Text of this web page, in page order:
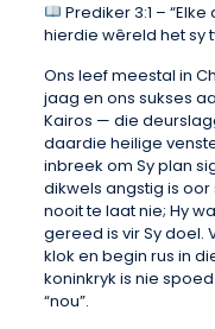
Prediker 3:1 –
hierdie wêreld het sy
Ons leef meestal in
jaag en ons sukses
Kairos — die
daardie heilige
inbreek om Sy plan
dikwels angstig is oor
nooit te laat nie; Hy
gereed is vir Sy doel.
klok en begin rus in
koninkryk is nie
“nou”.